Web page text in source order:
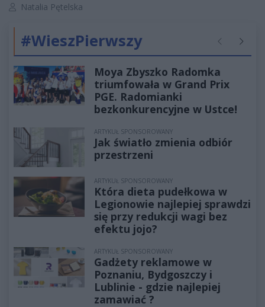
Autor artykułu:
Natalia Pętelska
#WieszPierwszy Poprzednie
Moya Zbyszko Radomka
triumfowała w Grand Prix
PGE. Radomianki
bezkonkurencyjne w Ustce!
ARTYKUŁ SPONSOROWANY
Jak światło zmienia odbiór
przestrzeni
ARTYKUŁ SPONSOROWANY
Która dieta pudełkowa w
Legionowie najlepiej sprawdzi
się przy redukcji wagi bez
efektu jojo?
ARTYKUŁ SPONSOROWANY
Gadżety reklamowe w
Poznaniu, Bydgoszczy i
Lublinie - gdzie najlepiej
zamawiać ?